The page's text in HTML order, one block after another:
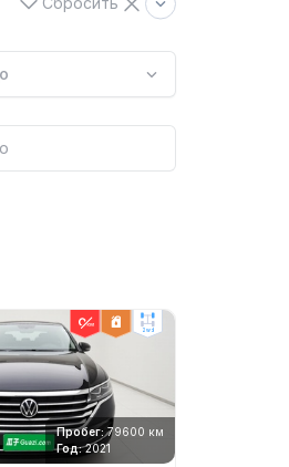
2wd
Пробег: 79600 км
Год: 2021